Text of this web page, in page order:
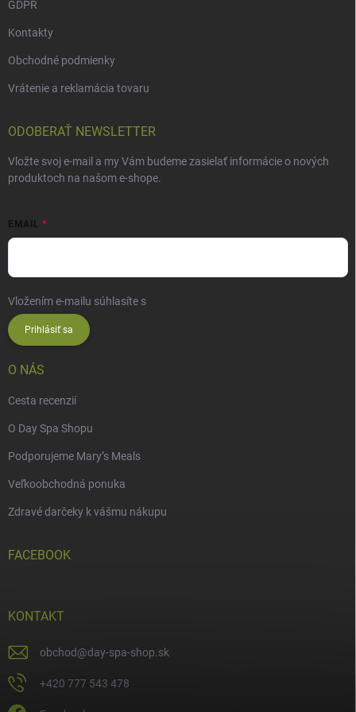
GDPR
Kontakty
Obchodné podmienky
Vrátenie a reklamácia tovaru
ODOBERAŤ NEWSLETTER
Vložte svoj e-mail a my Vám budeme zasielať informácie o nových
produktoch na našom e-shope.
EMAIL
Vložením e-mailu súhlasíte s
Prihlásiť sa
O NÁS
Cesta recenzií
O Day Spa Shopu
Podporujeme Mary’s Meals
Veľkoobchodná ponuka
Zdravé darčeky k vášmu nákupu
FACEBOOK
KONTAKT
obchod@day-spa-shop.sk
+420 777 543 478